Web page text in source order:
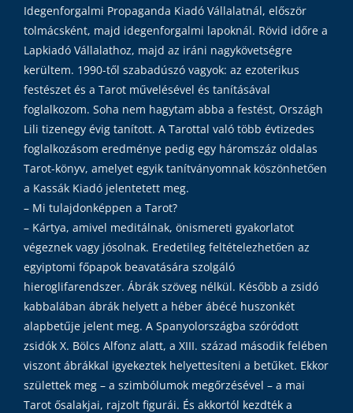
Idegenforgalmi Propaganda Kiadó Vállalatnál, először
tolmácsként, majd idegenforgalmi lapoknál. Rövid időre a
Lapkiadó Vállalathoz, majd az iráni nagykövetségre
kerültem. 1990-től szabadúszó vagyok: az ezoterikus
festészet és a Tarot művelésével és tanításával
foglalkozom. Soha nem hagytam abba a festést, Országh
Lili tizenegy évig tanított. A Tarottal való több évtizedes
foglalkozásom eredménye pedig egy háromszáz oldalas
Tarot-könyv, amelyet egyik tanítványomnak köszönhetően
a Kassák Kiadó jelentetett meg.
– Mi tulajdonképpen a Tarot?
– Kártya, amivel meditálnak, önismereti gyakorlatot
végeznek vagy jósolnak. Eredetileg feltételezhetően az
egyiptomi főpapok beavatására szolgáló
hieroglifarendszer. Ábrák szöveg nélkül. Később a zsidó
kabbalában ábrák helyett a héber ábécé huszonkét
alapbetűje jelent meg. A Spanyolországba szóródott
zsidók X. Bölcs Alfonz alatt, a XIII. század második felében
viszont ábrákkal igyekeztek helyettesíteni a betűket. Ekkor
születtek meg – a szimbólumok megőrzésével – a mai
Tarot ősalakjai, rajzolt figurái. És akkortól kezdték a